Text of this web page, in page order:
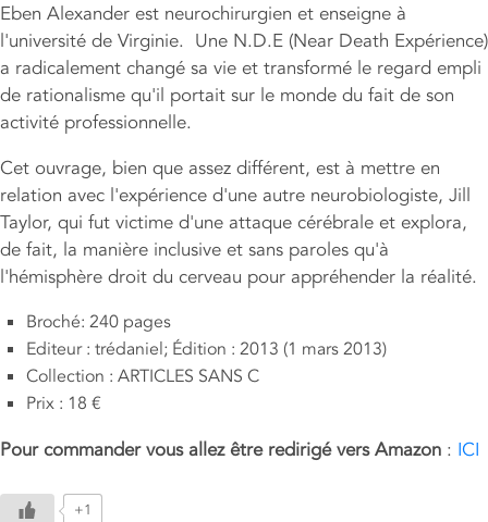
Eben Alexander est neurochirurgien et enseigne à
l'université de Virginie. Une N.D.E (Near Death Expérience)
a radicalement changé sa vie et transformé le regard empli
de rationalisme qu'il portait sur le monde du fait de son
activité professionnelle.
Cet ouvrage, bien que assez différent, est à mettre en
relation avec l'expérience d'une autre neurobiologiste, Jill
Taylor, qui fut victime d'une attaque cérébrale et explora,
de fait, la manière inclusive et sans paroles qu'à
l'hémisphère droit du cerveau pour appréhender la réalité.
Broché: 240 pages
Editeur : trédaniel; Édition : 2013 (1 mars 2013)
Collection : ARTICLES SANS C
Prix : 18 €
Pour commander vous allez être redirigé vers Amazon : ICI
+1